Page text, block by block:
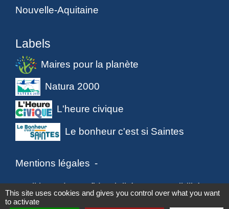
Nouvelle-Aquitaine
Labels
Maires pour la planète
Natura 2000
L'heure civique
Le bonheur c'est si Saintes
Mentions légales -
Politique de confidentialité - Accessibilité -
This site uses cookies and gives you control over what you want
to activate